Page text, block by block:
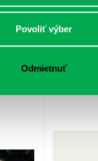
Povoliť výber
Odmietnuť
oblohe
kompletný